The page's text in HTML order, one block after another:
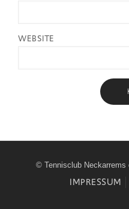
WEBSITE
© Tennisclub Neckarrems
IMPRESSUM